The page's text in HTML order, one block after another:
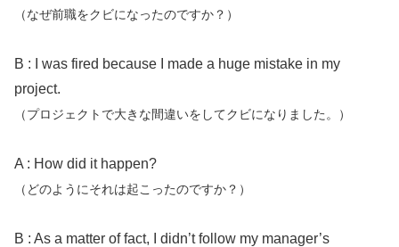
（なぜ前職をクビになったのですか？）
B : I was fired because I made a huge mistake in my
project.
（プロジェクトで大きな間違いをしてクビになりました。）
A : How did it happen?
（どのようにそれは起こったのですか？）
B : As a matter of fact, I didn’t follow my manager’s